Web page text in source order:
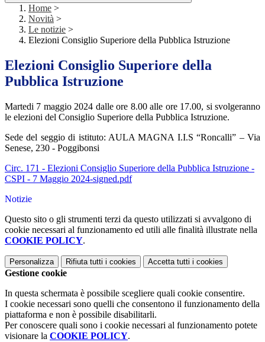
Home >
Novità >
Le notizie >
Elezioni Consiglio Superiore della Pubblica Istruzione
Elezioni Consiglio Superiore della
Pubblica Istruzione
Martedi 7 maggio 2024 dalle ore 8.00 alle ore 17.00, si svolgeranno
le elezioni del Consiglio Superiore della Pubblica Istruzione.
Sede del seggio di istituto: AULA MAGNA I.I.S “Roncalli” – Via
Senese, 230 - Poggibonsi
Circ. 171 - Elezioni Consiglio Superiore della Pubblica Istruzione -
CSPI - 7 Maggio 2024-signed.pdf
Notizie
Questo sito o gli strumenti terzi da questo utilizzati si avvalgono di
cookie necessari al funzionamento ed utili alle finalità illustrate nella
COOKIE POLICY.
Personalizza Rifiuta tutti i cookies Accetta tutti i cookies
Gestione cookie
In questa schermata è possibile scegliere quali cookie consentire.
I cookie necessari sono quelli che consentono il funzionamento della
piattaforma e non è possibile disabilitarli.
Per conoscere quali sono i cookie necessari al funzionamento potete
visionare la COOKIE POLICY.